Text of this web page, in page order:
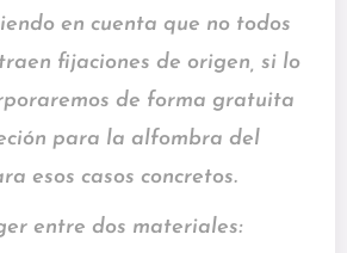
en cuenta que no todos
fijaciones de origen, si lo
de forma gratuita
para la alfombra del
esos casos concretos.
entre dos materiales: